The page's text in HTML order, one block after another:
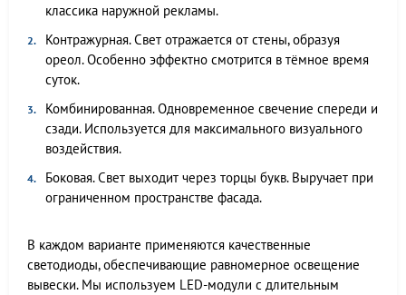
классика наружной рекламы.
Контражурная. Свет отражается от стены, образуя
ореол. Особенно эффектно смотрится в тёмное время
суток.
Комбинированная. Одновременное свечение спереди и
сзади. Используется для максимального визуального
воздействия.
Боковая. Свет выходит через торцы букв. Выручает при
ограниченном пространстве фасада.
В каждом варианте применяются качественные
светодиоды, обеспечивающие равномерное освещение
вывески. Мы используем LED-модули с длительным